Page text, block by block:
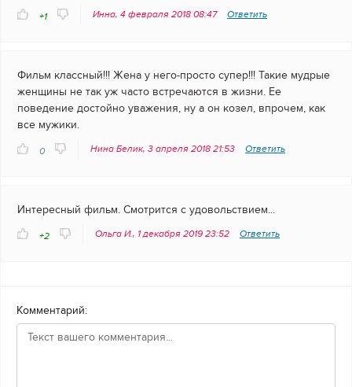
+1 Инна, 4 февраля 2018 08:47 Ответить
Фильм классный!!! Жена у него-просто супер!!! Такие мудрые
женщины не так уж часто встречаются в жизни. Ее
поведение достойно уважения, ну а он козел, впрочем, как
все мужики.
0 Нина Белик, 3 апреля 2018 21:53 Ответить
Интересный фильм. Смотрится с удовольствием...
+2 Ольга И., 1 декабря 2019 23:52 Ответить
Комментарий: